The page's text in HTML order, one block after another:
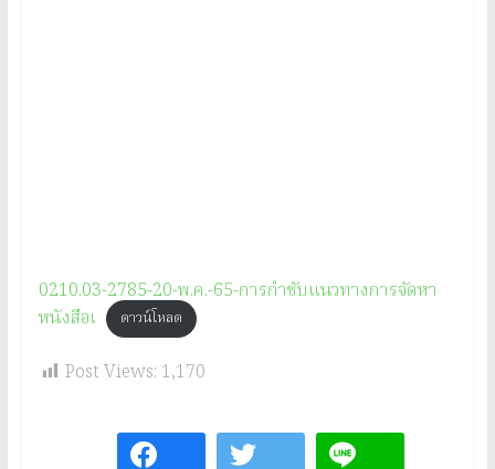
0210.03-2785-20-พ.ค.-65-การกำชับแนวทางการจัดหา
หนังสือเ
ดาวน์โหลด
Post Views: 1,170